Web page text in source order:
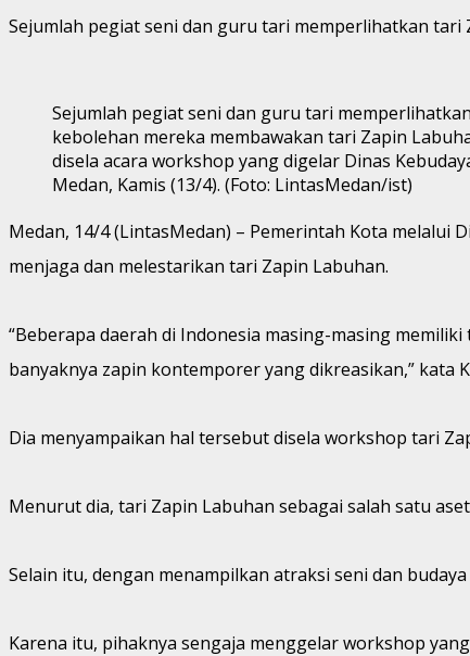
Sejumlah pegiat seni dan guru tari memperlihatkan tari
Sejumlah pegiat seni dan guru tari memperlihatkan
kebolehan mereka membawakan tari Zapin
disela acara workshop yang digelar Dinas
Medan, Kamis (13/4). (Foto: LintasMedan/ist)
Medan, 14/4 (LintasMedan) – Pemerintah Kota
menjaga dan melestarikan tari Zapin Labuhan.
“Beberapa daerah di Indonesia masing-masing
banyaknya zapin kontemporer yang dikreasikan,” kata
Dia menyampaikan hal tersebut disela workshop tari
Menurut dia, tari Zapin Labuhan sebagai salah satu
Selain itu, dengan menampilkan atraksi seni dan
Karena itu, pihaknya sengaja menggelar workshop